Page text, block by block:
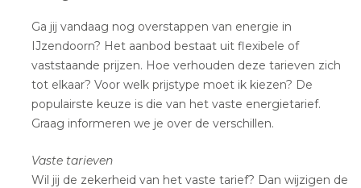
Ga jij vandaag nog overstappen van energie in
IJzendoorn? Het aanbod bestaat uit flexibele of
vaststaande prijzen. Hoe verhouden deze tarieven zich
tot elkaar? Voor welk prijstype moet ik kiezen? De
populairste keuze is die van het vaste energietarief.
Graag informeren we je over de verschillen.
Vaste tarieven
Wil jij de zekerheid van het vaste tarief? Dan wijzigen de